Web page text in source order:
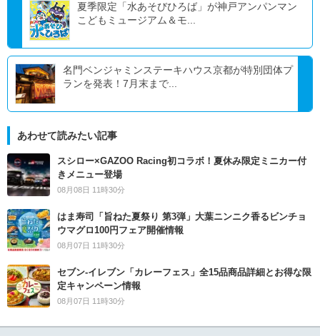
夏季限定「水あそびひろば」が神戸アンパンマン
こどもミュージアム＆モ...
名門ベンジャミンステーキハウス京都が特別団体プ
ランを発表！7月末まで...
あわせて読みたい記事
スシロー×GAZOO Racing初コラボ！夏休み限定ミニカー付
きメニュー登場
08月08日 11時30分
はま寿司「旨ねた夏祭り 第3弾」大葉ニンニク香るビンチョ
ウマグロ100円フェア開催情報
08月07日 11時30分
セブン‐イレブン「カレーフェス」全15品商品詳細とお得な限
定キャンペーン情報
08月07日 11時30分